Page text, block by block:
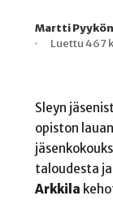
Kirjoittaja
Martti
Julkaistu
Lukuaika
Lukukertoja
Luettu 467
Sleyn
opiston
taloudesta
Arkkila